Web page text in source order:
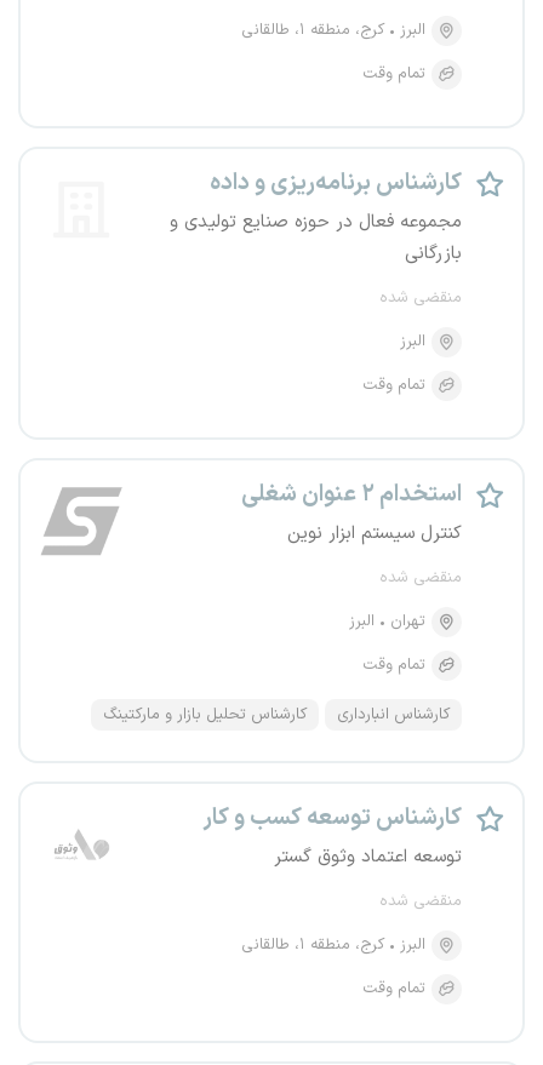
البرز
کرج، منطقه ۱، طالقانی
تمام وقت
کارشناس برنامه‌ریزی و داده
مجموعه فعال در حوزه صنایع تولیدی و
بازرگانی
منقضی شده
البرز
تمام وقت
استخدام ۲ عنوان شغلی
کنترل سیستم ابزار نوین
منقضی شده
تهران
البرز
تمام وقت
کارشناس انبارداری کارشناس تحلیل بازار و مارکتینگ
کارشناس توسعه کسب و کار
توسعه اعتماد وثوق گستر
منقضی شده
البرز
کرج، منطقه ۱، طالقانی
تمام وقت